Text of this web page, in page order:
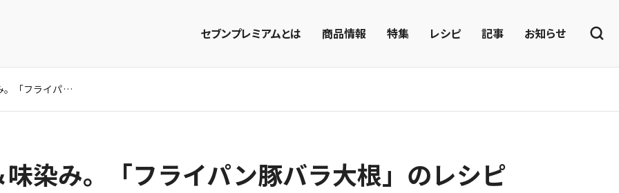
セブンプレミアムとは 商品情報 特集 レシピ 記事 お知らせ
レンジ活用で時短＆味染み。「フライパン豚バラ大根」のレシピ
染み。「フライパン豚バラ大根」のレシピ